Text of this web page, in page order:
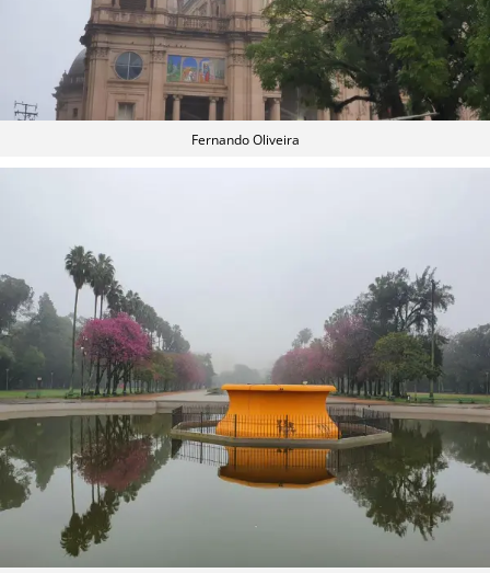
Fernando Oliveira